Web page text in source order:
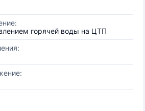
горячей воды на ЦТП